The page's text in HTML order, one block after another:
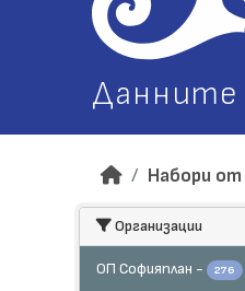
Данните
Набори от
Организации
ОП Софияплан - 276